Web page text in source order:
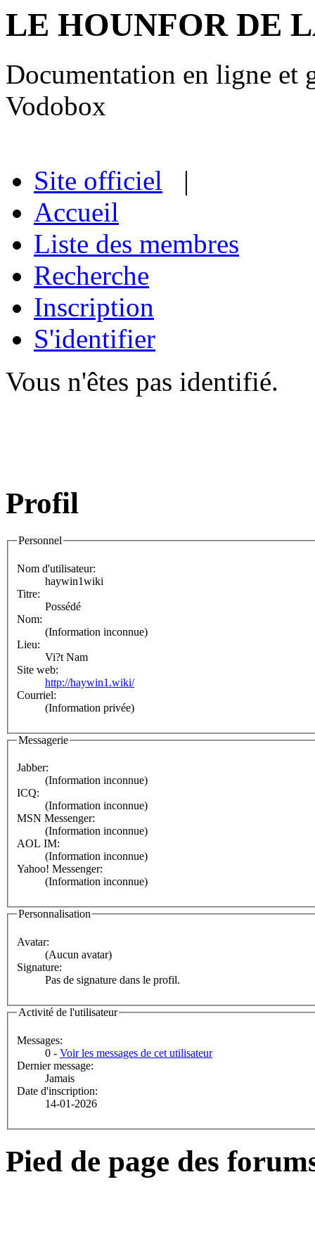
LE HOUNFOR DE
Documentation en ligne et
Vodobox
Site officiel |
Accueil
Liste des membres
Recherche
Inscription
S'identifier
Vous n'êtes pas identifié.
Profil
Personnel
Nom d'utilisateur:
haywin1wiki
Titre:
Possédé
Nom:
(Information inconnue)
Lieu:
Vi?t Nam
Site web:
http://haywin1.wiki/
Courriel:
(Information privée)
Messagerie
Jabber:
(Information inconnue)
ICQ:
(Information inconnue)
MSN Messenger:
(Information inconnue)
AOL IM:
(Information inconnue)
Yahoo! Messenger:
(Information inconnue)
Personnalisation
Avatar:
(Aucun avatar)
Signature:
Pas de signature dans le profil.
Activité de l'utilisateur
Messages:
0 - Voir les messages de cet utilisateur
Dernier message:
Jamais
Date d'inscription:
14-01-2026
Pied de page des